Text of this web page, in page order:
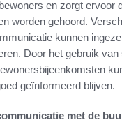
en zorgt ervoor
worden gehoord.
kunnen
Door het gebruik van
geïnformeerd blijven.
met de